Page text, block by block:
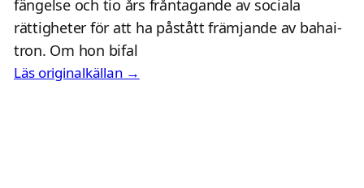
fängelse och tio års fråntagande av sociala
rättigheter för att ha påstått främjande av bahai-
tron. Om hon bifal
Läs originalkällan →